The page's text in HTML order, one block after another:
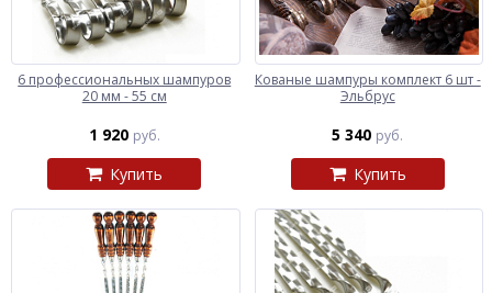
6 профессиональных шампуров
20 мм - 55 см
1 920 руб.
Купить
Кованые шампуры комплект 6 шт -
Эльбрус
5 340 руб.
Купить